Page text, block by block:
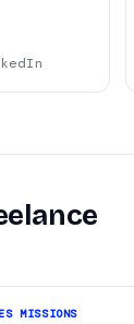
MISSIONS